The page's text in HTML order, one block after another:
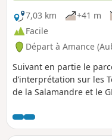
7,03 km
+41 m
Facile
Départ à Amance
Suivant en partie le
d’interprétation sur les
de la Salamandre et le
originaux comme celui
Fontaine aux Oiseaux.